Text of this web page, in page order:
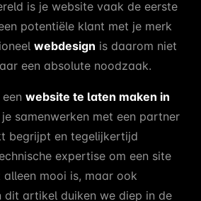
is je website vaak de eerste
potentiële klant met je merk
webdesign is daarom niet
een absolute noodzaak.
website te laten maken in
samenwerken met een partner
begrijpt en tegelijkertijd
expertise om een site
mooi is, maar ook
artikel duiken we diep in de